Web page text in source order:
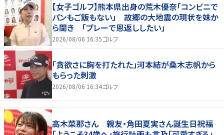
【女子ゴルフ】熊本県出身の荒木優奈「コンビニで
パンもご飯もない」 故郷の大地震の現状を妹か
ら聞き 「プレーで恩返ししたい」
2026/08/06 16:35ゴルフ
「貪欲さに胸を打たれた」河本結が桑木志帆から
もらった刺激
2026/08/06 16:34ゴルフ
高木菜那さん 親友・角田夏実さん誕生日祝福